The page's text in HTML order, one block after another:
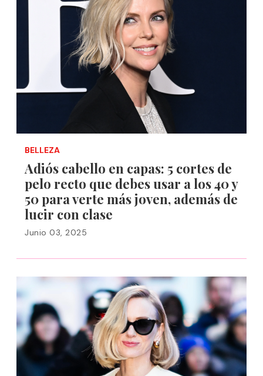
BELLEZA
Adiós cabello en capas: 5 cortes de
pelo recto que debes usar a los 40 y
50 para verte más joven, además de
lucir con clase
Junio 03, 2025